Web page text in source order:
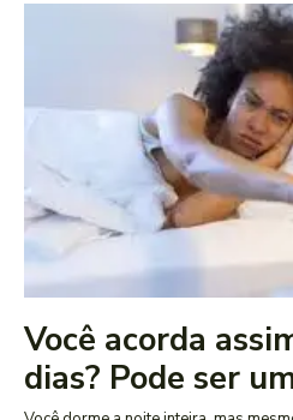
Você acorda
dias? Pode ser